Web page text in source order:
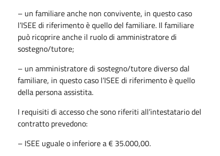
– un familiare anche non convivente, in questo caso
l’ISEE di riferimento è quello del familiare. Il familiare
può ricoprire anche il ruolo di amministratore di
sostegno/tutore;
– un amministratore di sostegno/tutore diverso dal
familiare, in questo caso l’ISEE di riferimento è quello
della persona assistita.
I requisiti di accesso che sono riferiti all’intestatario del
contratto prevedono:
– ISEE uguale o inferiore a € 35.000,00.